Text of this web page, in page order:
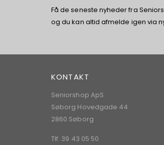
Få de seneste nyheder fra
og du kan altid afmelde igen via
KONTAKT
Seniorshop ApS
Søborg Hovedgade 44
2860 Søborg
Tlf. 39 43 05 50